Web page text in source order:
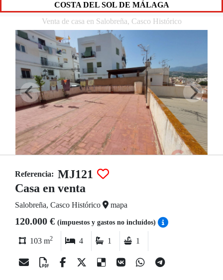
COSTA DEL SOL DE MÁLAGA
Venta de casa en Salobreña, Casco Histórico
Referencia: MJ121
Casa en venta
Salobreña, Casco Histórico mapa
120.000 € (impuestos y gastos no incluídos)
103 m2 4 1 1